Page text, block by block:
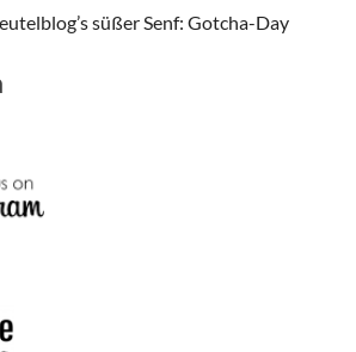
süßer Senf: Gotcha-Day